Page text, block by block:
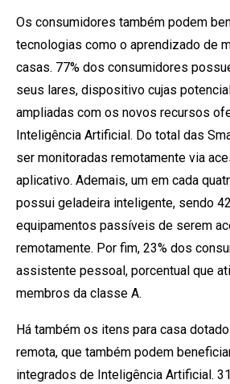
Os consumidores também podem
tecnologias como o aprendizado de
casas. 77% dos consumidores
seus lares, dispositivo cujas
ampliadas com os novos recursos
Inteligência Artificial. Do total das
ser monitoradas remotamente via
aplicativo. Ademais, um em cada
possui geladeira inteligente, sendo
equipamentos passíveis de serem
remotamente. Por fim, 23% dos
assistente pessoal, porcentual que
membros da classe A.
Há também os itens para casa
remota, que também podem
integrados de Inteligência Artificial.